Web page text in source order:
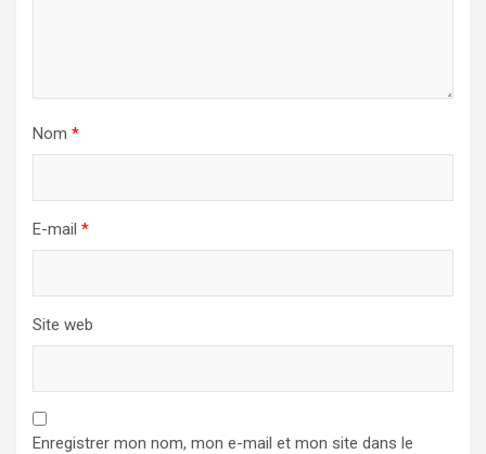
Nom *
E-mail *
Site web
Enregistrer mon nom, mon e-mail et mon site dans le